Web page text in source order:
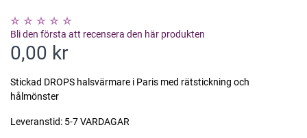
Bli den första att recensera den här produkten
0,00 kr
Stickad DROPS halsvärmare i Paris med rätstickning och
hålmönster
Leveranstid: 5-7 VARDAGAR